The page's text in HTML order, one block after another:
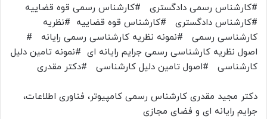
#کارشناس رسمی دادگستری #کارشناس رسمی قوه قضاییه
#کارشناس دادگستری #کارشناس قوه قضاییه #نظریه
کارشناسی رسمی #نمونه نظریه کارشناسی رسمی رایانه #
اصول نظریه کارشناسی رسمی جرایم رایانه ای #نمونه تامین دلیل
کارشناسی #اصول تامین دلیل کارشناسی #دکتر مقدری
دکتر مجید مقدری کارشناس رسمی کامپیوتر، فناوری اطلاعات،
جرایم رایانه ای و فضای مجازی